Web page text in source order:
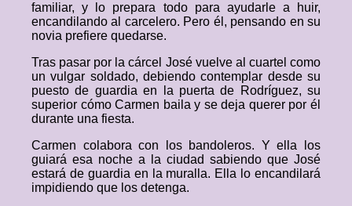
familiar, y lo prepara todo para ayudarle a huir,
encandilando al carcelero. Pero él, pensando en su
novia prefiere quedarse.
Tras pasar por la cárcel José vuelve al cuartel como
un vulgar soldado, debiendo contemplar desde su
puesto de guardia en la puerta de Rodríguez, su
superior cómo Carmen baila y se deja querer por él
durante una fiesta.
Carmen colabora con los bandoleros. Y ella los
guiará esa noche a la ciudad sabiendo que José
estará de guardia en la muralla. Ella lo encandilará
impidiendo que los detenga.